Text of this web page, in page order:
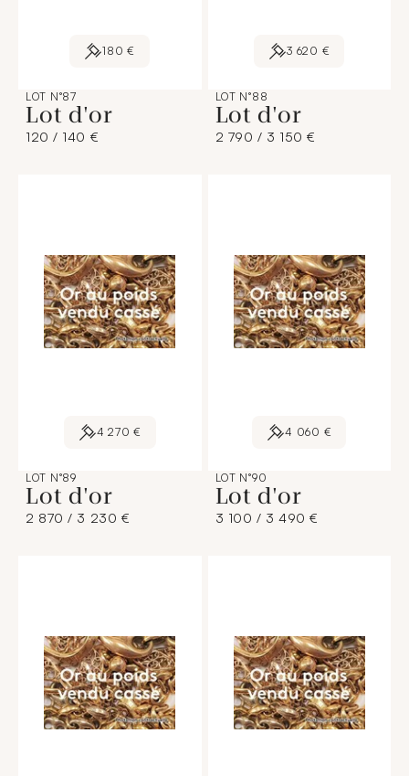
180 €
LOT N°87
Lot d'or
120 / 140 €
3 620 €
LOT N°88
Lot d'or
2 790 / 3 150 €
4 270 €
LOT N°89
Lot d'or
2 870 / 3 230 €
4 060 €
LOT N°90
Lot d'or
3 100 / 3 490 €